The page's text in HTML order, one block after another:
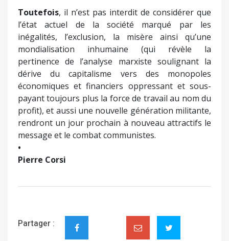
Toutefois, il n’est pas interdit de considérer que
l’état actuel de la société marqué par les
inégalités, l’exclusion, la misère ainsi qu’une
mondialisation inhumaine (qui révèle la
pertinence de l’analyse marxiste soulignant la
dérive du capitalisme vers des monopoles
économiques et financiers oppressant et sous-
payant toujours plus la force de travail au nom du
profit), et aussi une nouvelle génération militante,
rendront un jour prochain à nouveau attractifs le
message et le combat communistes.
•
Pierre Corsi
Partager :